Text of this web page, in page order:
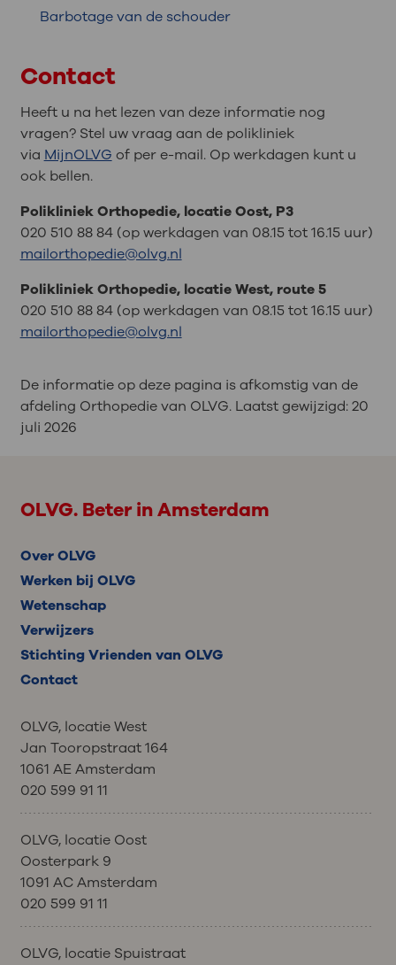
Barbotage van de schouder
Contact
Heeft u na het lezen van deze informatie nog
vragen? Stel uw vraag aan de polikliniek
via MijnOLVG of per e-mail. Op werkdagen kunt u
ook bellen.
Polikliniek Orthopedie, locatie Oost, P3
020 510 88 84 (op werkdagen van 08.15 tot 16.15 uur)
mailorthopedie@olvg.nl
Polikliniek Orthopedie, locatie West, route 5
020 510 88 84 (op werkdagen van 08.15 tot 16.15 uur)
mailorthopedie@olvg.nl
De informatie op deze pagina is afkomstig van de
afdeling Orthopedie van OLVG. Laatst gewijzigd:20
juli 2026
OLVG. Beter in Amsterdam
Over OLVG
Werken bij OLVG
Wetenschap
Verwijzers
Stichting Vrienden van OLVG
Contact
OLVG, locatie West
Jan Tooropstraat 164
1061 AE Amsterdam
020 599 91 11
OLVG, locatie Oost
Oosterpark 9
1091 AC Amsterdam
020 599 91 11
OLVG, locatie Spuistraat